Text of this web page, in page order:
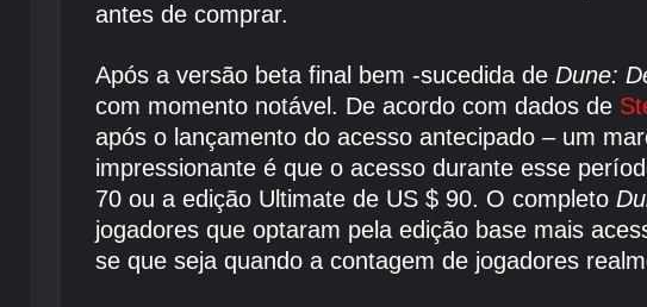
antes de comprar.
Após a versão beta final bem -sucedida de Dune:
com momento notável. De acordo com dados de
após o lançamento do acesso antecipado – um
impressionante é que o acesso durante esse
70 ou a edição Ultimate de US $ 90. O completo
jogadores que optaram pela edição base mais
se que seja quando a contagem de jogadores